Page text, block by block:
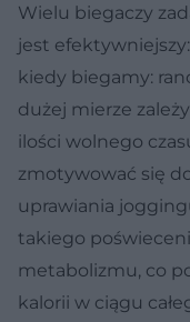
Wielu biegaczy
jest
kiedy biegamy:
dużej mierze
ilości wolnego
zmotywować się
uprawiania
takiego
metabolizmu, co
kalorii w ciągu